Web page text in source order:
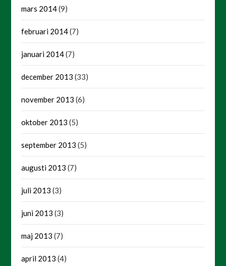
mars 2014(9)
februari 2014(7)
januari 2014(7)
december 2013 (33)
november 2013 (6)
oktober 2013 (5)
september 2013 (5)
augusti 2013 (7)
juli 2013 (3)
juni 2013 (3)
maj 2013 (7)
april 2013 (4)